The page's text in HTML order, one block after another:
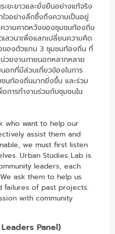
ะยะยาวและยั่งยืนอย่างแท้จริง
จอย่างลึกซึ้งถึงความเป็นอยู่
วามคาดหวังของชุมชนท้องถิ่น
สวนาเพื่อแลกเปลี่ยนความคิด
ของตัวแทน 3 ชุมชนท้องถิ่น ที่
วยงานภายนอกหลากหลาย
อกที่มีส่วนเกี่ยวข้องในการ
ชนท้องถิ่นมากยิ่งขึ้น และร่วม
การทำงานร่วมกับชุมชนใน
who want to help our
assist them and
we must first listen
Urban Studies Lab is
leaders, each
ask them to help us
failures of past projects.
with community
Panel)